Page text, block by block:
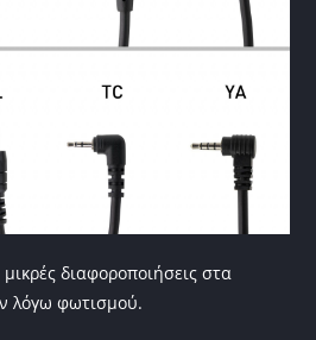
διαφοροποιήσεις στα
λόγω φωτισμού.